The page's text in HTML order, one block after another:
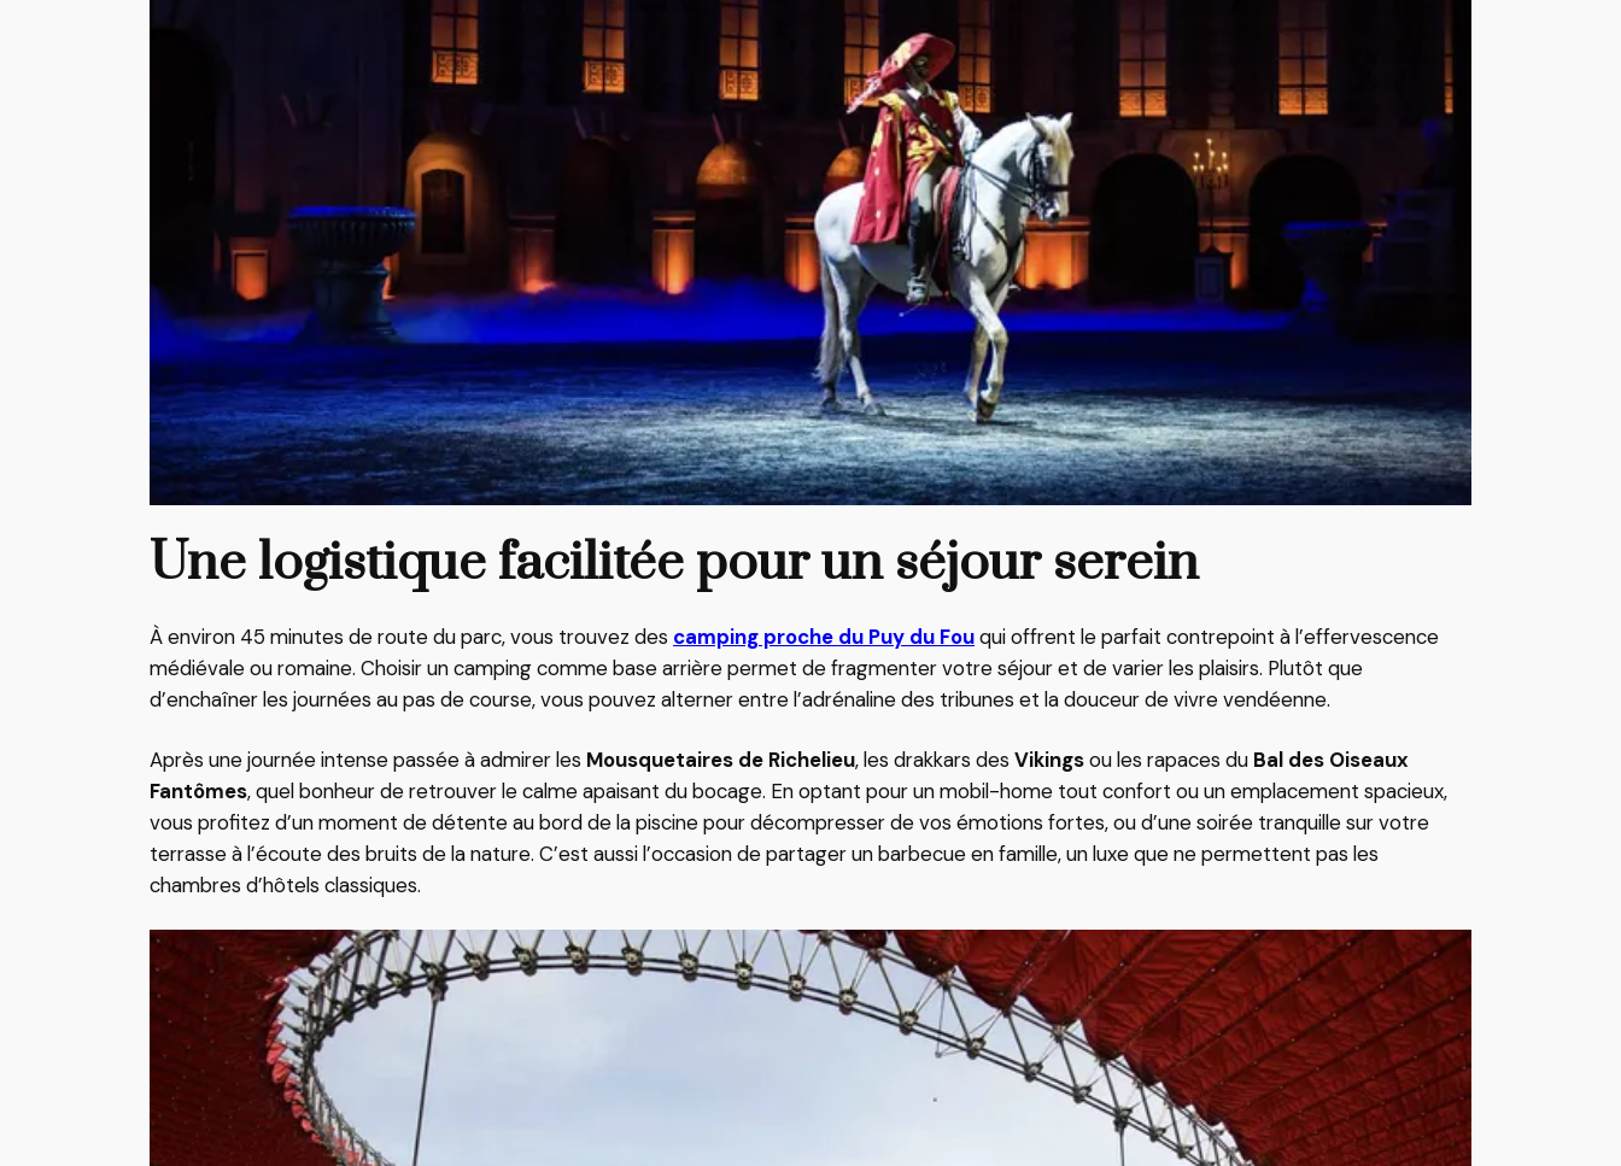
Une logistique facilitée pour un séjour serein
À environ 45 minutes de route du parc, vous trouvez des camping proche du Puy du Fouqui offrent le parfait contrepoint à l’effervescence
médiévale ou romaine. Choisir un camping comme base arrière permet de fragmenter votre séjour et de varier les plaisirs. Plutôt que
d’enchaîner les journées au pas de course, vous pouvez alterner entre l’adrénaline des tribunes et la douceur de vivre vendéenne.
Après une journée intense passée à admirer les Mousquetaires de Richelieu, les drakkars des Vikingsou les rapaces du Bal des Oiseaux
Fantômes, quel bonheur de retrouver le calme apaisant du bocage. En optant pour un mobil-home tout confort ou un emplacement spacieux,
vous profitez d’un moment de détente au bord de la piscine pour décompresser de vos émotions fortes, ou d’une soirée tranquille sur votre
terrasse à l’écoute des bruits de la nature. C’est aussi l’occasion de partager un barbecue en famille, un luxe que ne permettent pas les
chambres d’hôtels classiques.